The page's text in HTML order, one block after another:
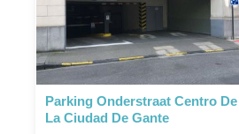
Parking Onderstraat Centro De
La Ciudad De Gante